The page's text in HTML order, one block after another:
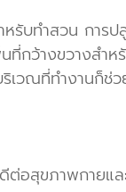
รับทำสวน กา
กว้างขวางส
วณที่ทำงานก็ช่
อสุขภาพกายแ